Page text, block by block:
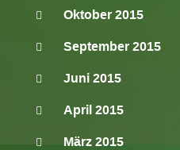
Oktober 2015
September 2015
Juni 2015
April 2015
März 2015